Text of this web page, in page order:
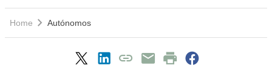
Home Autónomos